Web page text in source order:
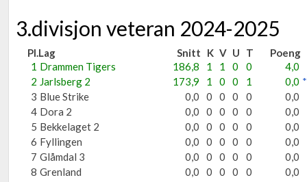
3.divisjon veteran 2024-2025
Pl.Lag Snitt K V U T
Poeng
1 Drammen Tigers 186,8 1 1 0 0
4,0
2 Jarlsberg 2 173,9 1 0 0 1 0,0 *
3 Blue Strike 0,0 0 0 0 0
0,0
4 Dora 2 0,0 0 0 0 0
0,0
5 Bekkelaget 2 0,0 0 0 0 0
0,0
6 Fyllingen 0,0 0 0 0 0
0,0
7 Glåmdal 3 0,0 0 0 0 0
0,0
8 Grenland 0,0 0 0 0 0
0,0